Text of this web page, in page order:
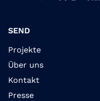
SEND
Projekte
Über uns
Kontakt
Presse